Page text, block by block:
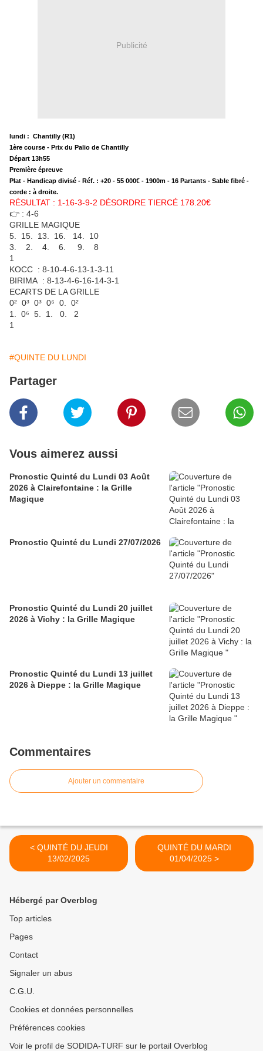
Publicité
lundi : Chantilly (R1)
1ère course - Prix du Palio de Chantilly
Départ 13h55
Première épreuve
Plat - Handicap divisé - Réf. : +20 - 55 000€ - 1900m - 16 Partants - Sable fibré -
corde : à droite.
RÉSULTAT : 1-16-3-9-2 DÉSORDRE TIERCÉ 178.20€
👉 : 4-6
GRILLE MAGIQUE
5. 15. 13. 16. 14. 10
3. 2. 4. 6. 9. 8
1
KOCC : 8-10-4-6-13-1-3-11
BIRIMA : 8-13-4-6-16-14-3-1
ECARTS DE LA GRILLE
0² 0³ 0³ 0⁶ 0. 0²
1. 0⁶ 5. 1. 0. 2
1
#QUINTE DU LUNDI
Partager
Vous aimerez aussi
Pronostic Quinté du Lundi 03 Août
2026 à Clairefontaine : la Grille
Magique
Pronostic Quinté du Lundi 27/07/2026
Pronostic Quinté du Lundi 20 juillet
2026 à Vichy : la Grille Magique
Pronostic Quinté du Lundi 13 juillet
2026 à Dieppe : la Grille Magique
Commentaires
Ajouter un commentaire
< QUINTÉ DU JEUDI
13/02/2025
QUINTÉ DU MARDI
01/04/2025 >
Hébergé par Overblog
Top articles
Pages
Contact
Signaler un abus
C.G.U.
Cookies et données personnelles
Préférences cookies
Voir le profil de SODIDA-TURF sur le portail Overblog